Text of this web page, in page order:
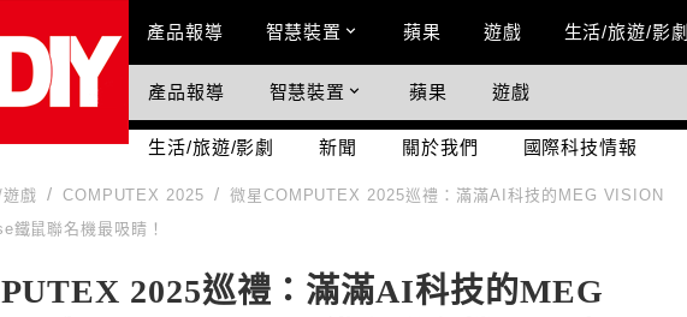
Main Menu
產品報導 智慧裝置 蘋果 遊戲 生活/旅遊/影劇
國際科技情報
產品報導 智慧裝置 蘋果 遊戲
生活/旅遊/影劇 新聞 關於我們 國際科技情報
戲 COMPUTEX 2025
微星COMPUTEX 2025巡禮：滿滿AI科技的MEG VISION
鐵鼠聯名機最吸睛！
2025巡禮：滿滿AI科技的MEG